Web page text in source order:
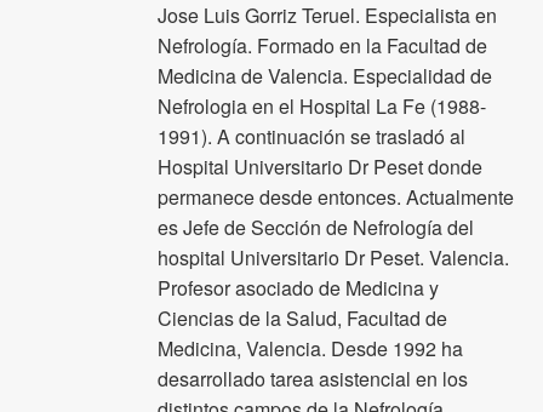
Jose Luis Gorriz Teruel. Especialista en
Nefrología. Formado en la Facultad de
Medicina de Valencia. Especialidad de
Nefrologia en el Hospital La Fe (1988-
1991). A continuación se trasladó al
Hospital Universitario Dr Peset donde
permanece desde entonces. Actualmente
es Jefe de Sección de Nefrología del
hospital Universitario Dr Peset. Valencia.
Profesor asociado de Medicina y
Ciencias de la Salud, Facultad de
Medicina, Valencia. Desde 1992 ha
desarrollado tarea asistencial en los